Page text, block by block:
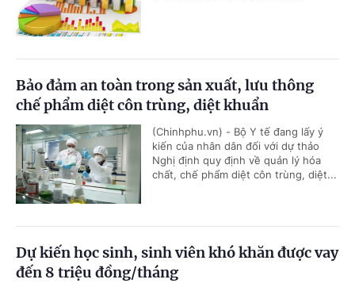
Bảo đảm an toàn trong sản xuất, lưu thông
chế phẩm diệt côn trùng, diệt khuẩn
(Chinhphu.vn) - Bộ Y tế đang lấy ý
kiến của nhân dân đối với dự thảo
Nghị định quy định về quản lý hóa
chất, chế phẩm diệt côn trùng, diệt...
Dự kiến học sinh, sinh viên khó khăn được vay
đến 8 triệu đồng/tháng